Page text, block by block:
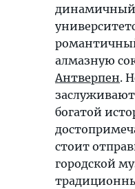
алмазную
Антверпен.
заслуживают
богатой
стоит
городской